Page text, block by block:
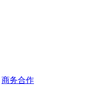
商务合作